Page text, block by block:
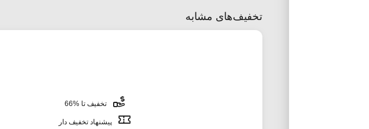
تخفیف‌های مشابه
تخفیف تا %66
پیشنهاد تخفیف دار